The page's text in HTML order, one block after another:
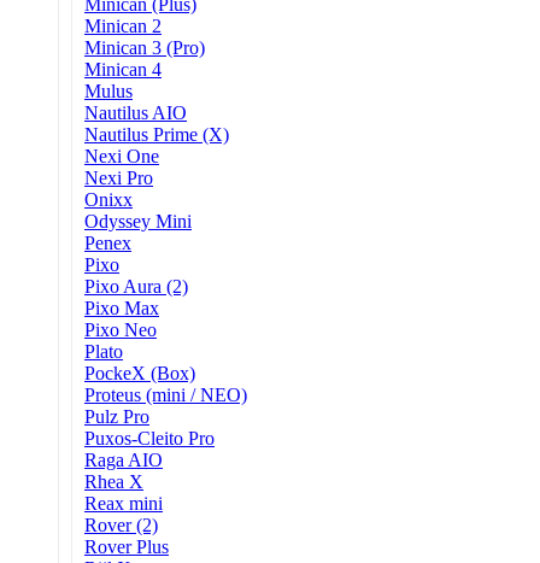
Minican (Plus)
Minican 2
Minican 3 (Pro)
Minican 4
Mulus
Nautilus AIO
Nautilus Prime (X)
Nexi One
Nexi Pro
Onixx
Odyssey Mini
Penex
Pixo
Pixo Aura (2)
Pixo Max
Pixo Neo
Plato
PockeX (Box)
Proteus (mini / NEO)
Pulz Pro
Puxos-Cleito Pro
Raga AIO
Rhea X
Reax mini
Rover (2)
Rover Plus